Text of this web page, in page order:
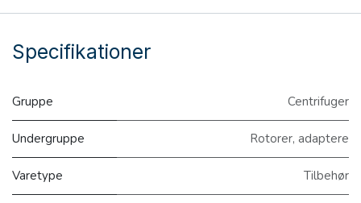
Specifikationer
Gruppe Centrifuger
Undergruppe Rotorer, adaptere
Varetype Tilbehør